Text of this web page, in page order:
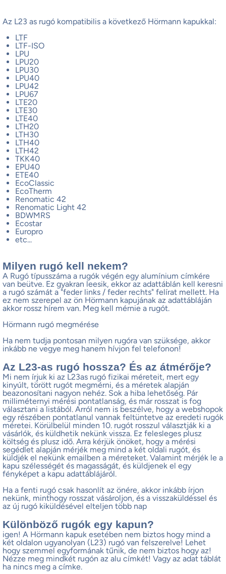
Az L23 as rugó kompatibilis a következő Hörmann kapukkal:
LTF
LTF-ISO
LPU
LPU20
LPU30
LPU40
LPU42
LPU67
LTE20
LTE30
LTE40
LTH20
LTH30
LTH40
LTH42
TKK40
EPU40
ETE40
EcoClassic
EcoTherm
Renomatic 42
Renomatic Light 42
BDWMRS
Ecostar
Europro
etc...
Milyen rugó kell nekem?
A Rugó típusszáma a rugók végén egy alumínium címkére
van beütve. Ez gyakran leesik, ekkor az adattáblán kell keresni
a rugó számát a "feder links / feder rechts" felírat mellett. Ha
ez nem szerepel az ön Hörmann kapujának az adattábláján
akkor rossz hírem van. Meg kell mérnie a rugót.
Hörmann rugó megmérése
Ha nem tudja pontosan milyen rugóra van szüksége, akkor
inkább ne vegye meg hanem hívjon fel telefonon!
Az L23-as rugó hossza? És az átmérője?
Mi nem írjuk ki az L23as rugó fizikai méreteit, mert egy
kinyúlt, törött rugót megmérni, és a méretek alapján
beazonosítani nagyon nehéz. Sok a hiba lehetőség. Pár
milliméternyi mérési pontatlanság, és már rosszat is fog
választani a listából. Arról nem is beszélve, hogy a webshopok
egy részében pontatlanul vannak feltüntetve az eredeti rugók
méretei. Körülbelül minden 10. rugót rosszul választják ki a
vásárlók, és küldhetik nekünk vissza. Ez felesleges plusz
költség és plusz idő. Arra kérjük önöket, hogy a mérési
segédlet alapján mérjék meg mind a két oldali rugót, és
küldjék el nekünk emailben a méreteket. Valamint mérjék le a
kapu szélességét és magasságát, és küldjenek el egy
fényképet a kapu adattáblájáról.
Ha a fenti rugó csak hasonlít az önére, akkor inkább írjon
nekünk, minthogy rosszat vásároljon, és a visszaküldéssel és
az új rugó kiküldésével elteljen több nap
Különböző rugók egy kapun?
igen! A Hörmann kapuk esetében nem biztos hogy mind a
két oldalon ugyanolyan (L23) rugó van felszerelve! Lehet
hogy szemmel egyformának tűnik, de nem biztos hogy az!
Nézze meg mindkét rugón az alu címkét! Vagy az adat táblát
ha nincs meg a címke.